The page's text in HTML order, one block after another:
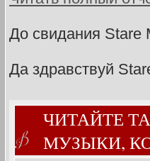
До свидания Stare
Да здравствуй
ЧИТАЙТЕ
МУЗЫКИ,